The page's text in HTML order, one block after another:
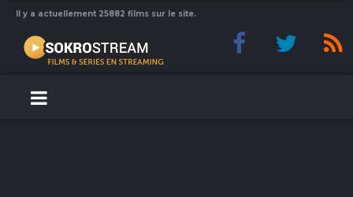
Il y a actuellement 25882 films sur le site.